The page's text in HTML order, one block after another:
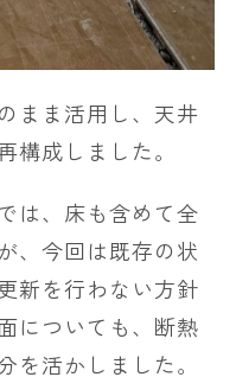
まま活用し、天井
構成しました。
は、床も含めて全
、今回は既存の状
新を行わない方針
についても、断熱
を活かしました。